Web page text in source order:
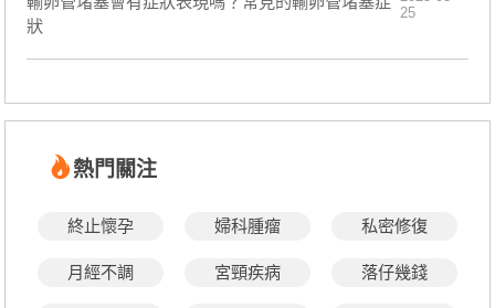
狀
25
熱門關注
終止懷孕 婦科腫瘤 私密修復
月經不調 宮頸疾病 落仔幾錢